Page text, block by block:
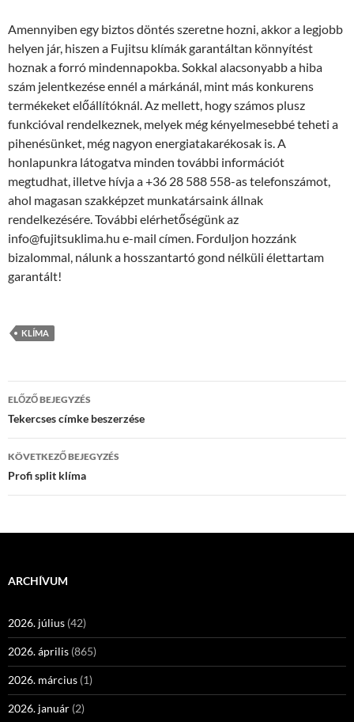
Amennyiben egy biztos döntés szeretne hozni, akkor a legjobb
helyen jár, hiszen a Fujitsu klímák garantáltan könnyítést
hoznak a forró mindennapokba. Sokkal alacsonyabb a hiba
szám jelentkezése ennél a márkánál, mint más konkurens
termékeket előállítóknál. Az mellett, hogy számos plusz
funkcióval rendelkeznek, melyek még kényelmesebbé teheti a
pihenésünket, még nagyon energiatakarékosak is. A
honlapunkra látogatva minden további információt
megtudhat, illetve hívja a +36 28 588 558-as telefonszámot,
ahol magasan szakképzet munkatársaink állnak
rendelkezésére. További elérhetőségünk az
info@fujitsuklima.hu e-mail címen. Forduljon hozzánk
bizalommal, nálunk a hosszantartó gond nélküli élettartam
garantált!
KLÍMA
Bejegyzés
navigáció
ELŐZŐ BEJEGYZÉS
Tekercses címke beszerzése
KÖVETKEZŐ BEJEGYZÉS
Profi split klíma
ARCHÍVUM
2026. július (42)
2026. április (865)
2026. március (1)
2026. január (2)